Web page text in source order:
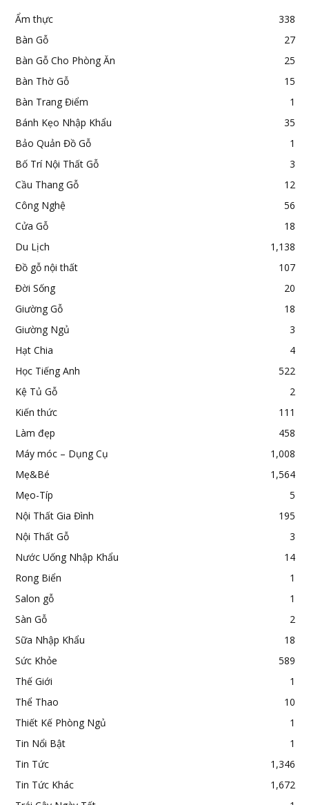
Ẩm thực
338
Bàn Gỗ
27
Bàn Gỗ Cho Phòng Ăn
25
Bàn Thờ Gỗ
15
Bàn Trang Điểm
1
Bánh Kẹo Nhập Khẩu
35
Bảo Quản Đồ Gỗ
1
Bố Trí Nội Thất Gỗ
3
Cầu Thang Gỗ
12
Công Nghệ
56
Cửa Gỗ
18
Du Lịch
1,138
Đồ gỗ nội thất
107
Đời Sống
20
Giường Gỗ
18
Giường Ngủ
3
Hạt Chia
4
Học Tiếng Anh
522
Kệ Tủ Gỗ
2
Kiến thức
111
Làm đẹp
458
Máy móc – Dụng Cụ
1,008
Mẹ&Bé
1,564
Mẹo-Típ
5
Nội Thất Gia Đình
195
Nội Thất Gỗ
3
Nước Uống Nhập Khẩu
14
Rong Biển
1
Salon gỗ
1
Sàn Gỗ
2
Sữa Nhập Khẩu
18
Sức Khỏe
589
Thế Giới
1
Thể Thao
10
Thiết Kế Phòng Ngủ
1
Tin Nổi Bật
1
Tin Tức
1,346
Tin Tức Khác
1,672